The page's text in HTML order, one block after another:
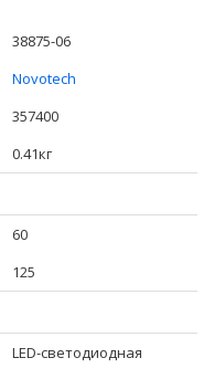
38875-06
Novotech
357400
0.41кг
60
125
LED-светодиодная